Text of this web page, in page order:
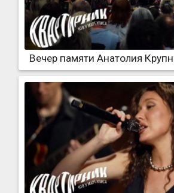
Вечер памяти Анатолия